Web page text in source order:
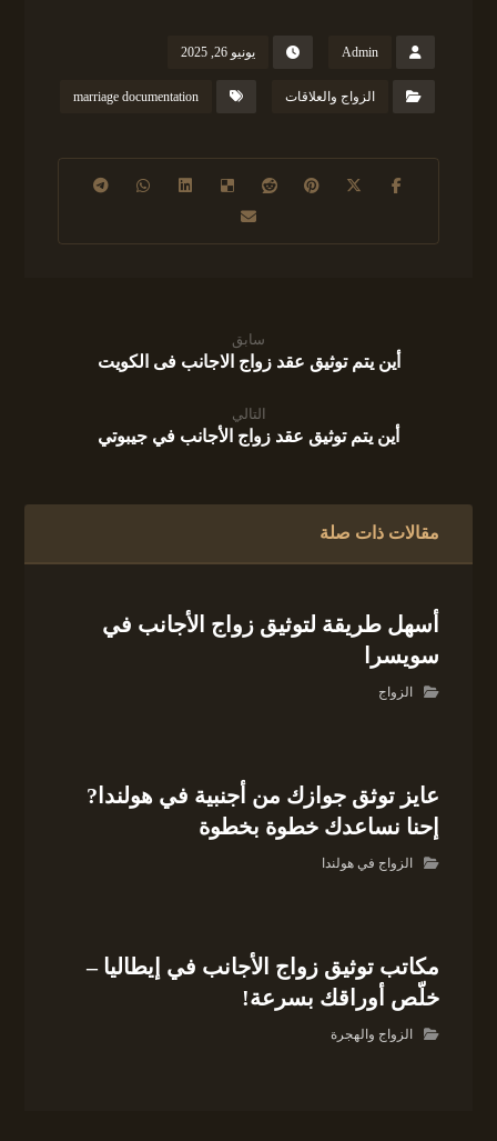
Admin يونيو 26, 2025
الزواج والعلاقات marriage documentation
سابق
أين يتم توثيق عقد زواج الاجانب فى الكويت
التالي
أين يتم توثيق عقد زواج الأجانب في جيبوتي
مقالات ذات صلة
أسهل طريقة لتوثيق زواج الأجانب في
سويسرا
الزواج
عايز توثق جوازك من أجنبية في هولندا?
إحنا نساعدك خطوة بخطوة
الزواج في هولندا
مكاتب توثيق زواج الأجانب في إيطاليا –
خلّص أوراقك بسرعة!
الزواج والهجرة